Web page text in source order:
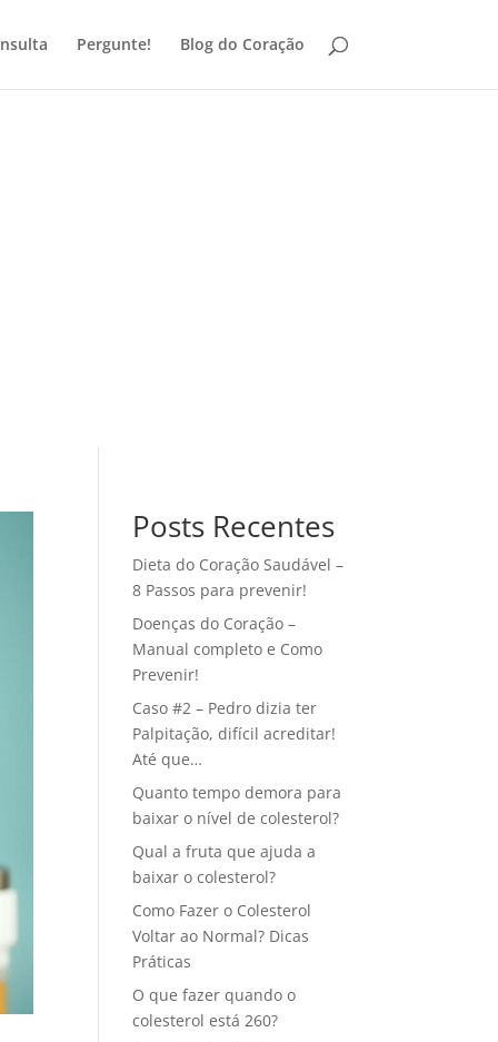
Pergunte! Blog do Coração
Posts Recentes
Dieta do Coração Saudável –
8 Passos para prevenir!
Doenças do Coração –
Manual completo e Como
Prevenir!
Caso #2 – Pedro dizia ter
Palpitação, difícil acreditar!
Até que…
Quanto tempo demora para
baixar o nível de colesterol?
Qual a fruta que ajuda a
baixar o colesterol?
Como Fazer o Colesterol
Voltar ao Normal? Dicas
Práticas
O que fazer quando o
colesterol está 260?